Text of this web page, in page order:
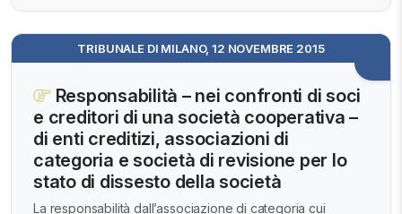
TRIBUNALE DI MILANO, 12 NOVEMBRE 2015
Responsabilità – nei confronti di soci
e creditori di una società cooperativa –
di enti creditizi, associazioni di
categoria e società di revisione per lo
stato di dissesto della società
La responsabilità dall’associazione di categoria cui